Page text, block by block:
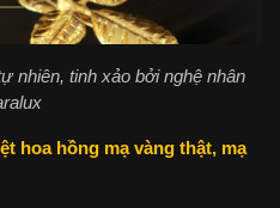
nhiên, tinh xảo bởi nghệ nhân
hoa hồng mạ vàng thật, mạ